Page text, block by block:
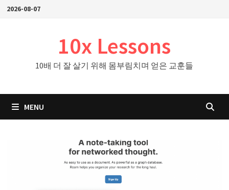
Skip2026-08-07
10x Lessons
10배 더 잘 살기 위해 몸부림치며 얻은 교훈들
MENU